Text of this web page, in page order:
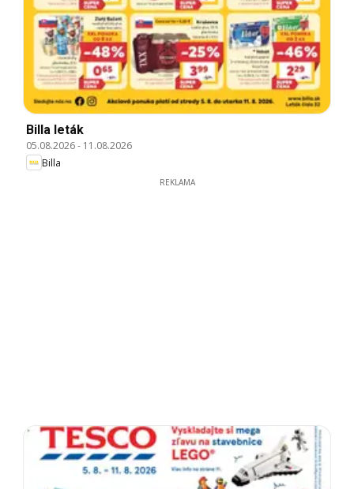
Billa leták
05.08.2026- 11.08.2026
Billa
REKLAMA